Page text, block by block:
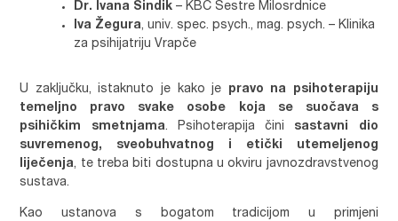
Dr. Ivana Sindik – KBC Sestre Milosrdnice
Iva Žegura, univ. spec. psych., mag. psych. – Klinika
za psihijatriju Vrapče
U zaključku, istaknuto je kako je
pravo na psihoterapiju
temeljno pravo svake osobe koja se suočava s
psihičkim smetnjama. Psihoterapija čini sastavni dio
suvremenog, sveobuhvatnog i etički utemeljenog
liječenja, te treba biti dostupna u okviru javnozdravstvenog
sustava.
Kao ustanova s bogatom tradicijom u primjeni